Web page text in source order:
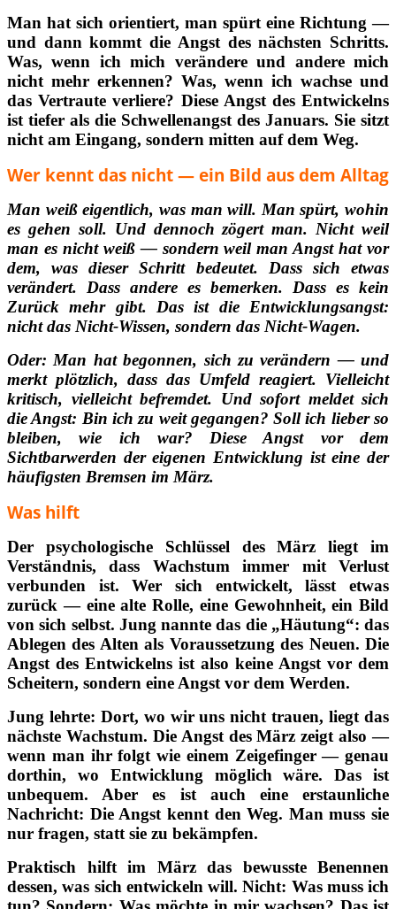
Man hat sich orientiert, man spürt eine Richtung —
und dann kommt die Angst des nächsten Schritts.
Was, wenn ich mich verändere und andere mich
nicht mehr erkennen? Was, wenn ich wachse und
das Vertraute verliere? Diese Angst des Entwickelns
ist tiefer als die Schwellenangst des Januars. Sie sitzt
nicht am Eingang, sondern mitten auf dem Weg.
Wer kennt das nicht — ein Bild aus dem Alltag
Man weiß eigentlich, was man will. Man spürt, wohin
es gehen soll. Und dennoch zögert man. Nicht weil
man es nicht weiß — sondern weil man Angst hat vor
dem, was dieser Schritt bedeutet. Dass sich etwas
verändert. Dass andere es bemerken. Dass es kein
Zurück mehr gibt. Das ist die Entwicklungsangst:
nicht das Nicht-Wissen, sondern das Nicht-Wagen.
Oder: Man hat begonnen, sich zu verändern — und
merkt plötzlich, dass das Umfeld reagiert. Vielleicht
kritisch, vielleicht befremdet. Und sofort meldet sich
die Angst: Bin ich zu weit gegangen? Soll ich lieber so
bleiben, wie ich war? Diese Angst vor dem
Sichtbarwerden der eigenen Entwicklung ist eine der
häufigsten Bremsen im März.
Was hilft
Der psychologische Schlüssel des März liegt im
Verständnis, dass Wachstum immer mit Verlust
verbunden ist. Wer sich entwickelt, lässt etwas
zurück — eine alte Rolle, eine Gewohnheit, ein Bild
von sich selbst. Jung nannte das die „Häutung“: das
Ablegen des Alten als Voraussetzung des Neuen. Die
Angst des Entwickelns ist also keine Angst vor dem
Scheitern, sondern eine Angst vor dem Werden.
Jung lehrte: Dort, wo wir uns nicht trauen, liegt das
nächste Wachstum. Die Angst des März zeigt also —
wenn man ihr folgt wie einem Zeigefinger — genau
dorthin, wo Entwicklung möglich wäre. Das ist
unbequem. Aber es ist auch eine erstaunliche
Nachricht: Die Angst kennt den Weg. Man muss sie
nur fragen, statt sie zu bekämpfen.
Praktisch hilft im März das bewusste Benennen
dessen, was sich entwickeln will. Nicht: Was muss ich